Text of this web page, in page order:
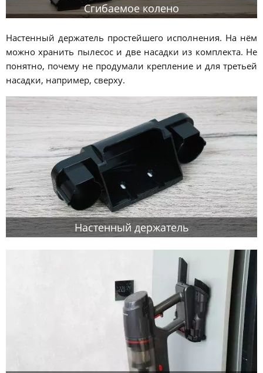
Сгибаемое колено
Настенный держатель простейшего исполнения. На нём
можно хранить пылесос и две насадки из комплекта. Не
понятно, почему не продумали крепление и для третьей
насадки, например, сверху.
Настенный держатель